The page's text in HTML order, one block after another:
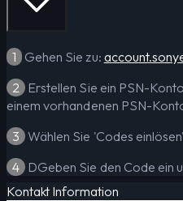
1 Gehen Sie zu:
2 Erstellen Sie ein PSN-
einem vorhandenen PSN-
3 Wählen Sie 'Codes
4 DGeben Sie den Code ein
Kontakt Information